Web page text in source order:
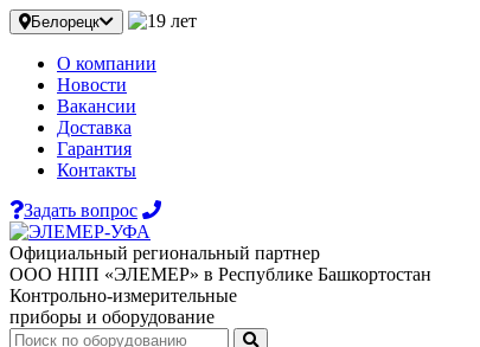
Белорецк
О компании
Новости
Вакансии
Доставка
Гарантия
Контакты
Задать вопрос
Официальный региональный партнер
ООО НПП «ЭЛЕМЕР» в Республике Башкортостан
Контрольно-измерительные
приборы и оборудование